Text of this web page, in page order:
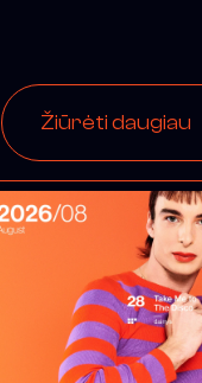
Žiūrėti daugiau